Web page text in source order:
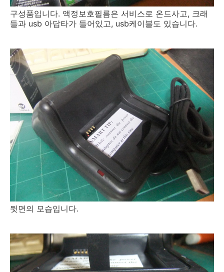
구성품입니다. 액정보호필름은 서비스로 온드사고, 크래
들과 usb 아답타가 들어있고, usb케이블도 있습니다.
뒷면의 모습입니다.